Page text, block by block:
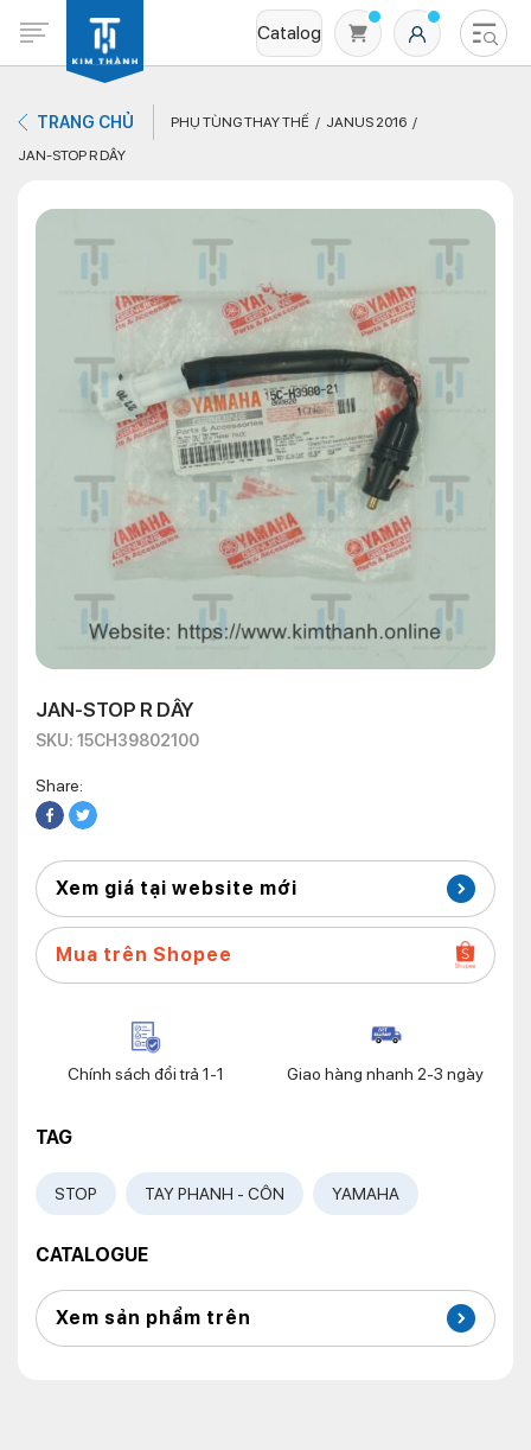
Catalog
Không có sản phẩm nào trong giỏ hàng
TRANG CHỦ PHỤ TÙNG THAY THẾ
JANUS 2016
JAN-STOP R DÂY
JAN-STOP R DÂY
SKU: 15CH39802100
Share:
Xem giá tại website mới
Mua trên Shopee
Chính sách đổi trả 1-1 Giao hàng nhanh 2-3 ngày
TAG
STOP TAY PHANH - CÔN YAMAHA
CATALOGUE
Xem sản phẩm trên